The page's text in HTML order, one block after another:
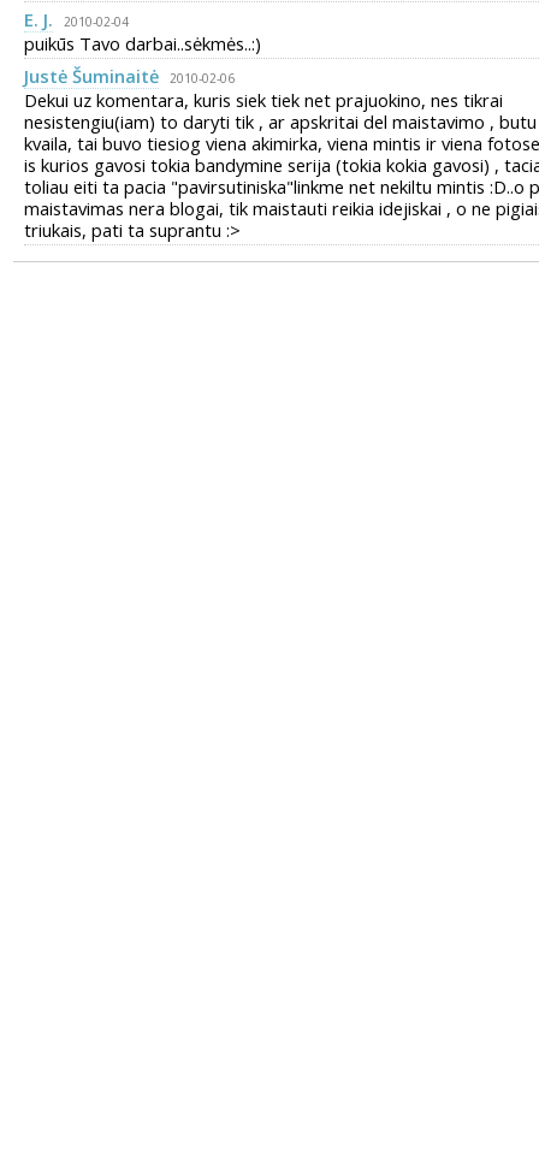
E. J.
2010-02-04
puikūs Tavo darbai..sėkmės..:)
Justė Šuminaitė
2010-02-06
Dekui uz komentara, kuris siek tiek net prajuokino, nes tikrai
nesistengiu(iam) to daryti tik , ar apskritai del maistavimo , butu
kvaila, tai buvo tiesiog viena akimirka, viena mintis ir viena
is kurios gavosi tokia bandymine serija (tokia kokia gavosi) ,
toliau eiti ta pacia "pavirsutiniska"linkme net nekiltu mintis :D..o
maistavimas nera blogai, tik maistauti reikia idejiskai , o ne
triukais, pati ta suprantu :>